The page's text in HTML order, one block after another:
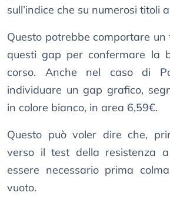
sull’indice che su numerosi titoli
Questo potrebbe comportare
questi gap per confermare la
corso. Anche nel caso di
individuare un gap grafico,
in colore bianco, in area 6,59€.
Questo può voler dire che,
verso il test della resistenza
essere necessario prima
vuoto.